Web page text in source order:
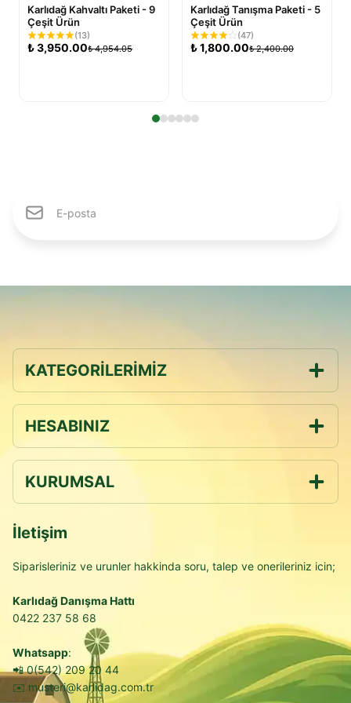
Karlıdağ Kahvaltı Paketi - 9
Çeşit Ürün
(13)
₺3,950.00₺ 4,954.05
Karlıdağ Tanışma Paketi - 5
Çeşit Ürün
(47)
₺1,800.00₺ 2,400.00
KATEGORİLERİMİZ
HESABINIZ
KURUMSAL
İletişim
Siparisleriniz ve urunler hakkinda soru, talep ve onerileriniz icin;
Karlıdağ Danışma Hattı
0422 237 58 68
Whatsapp:
📲0(542) 209 20 44
✉️ musteri@karlidag.com.tr